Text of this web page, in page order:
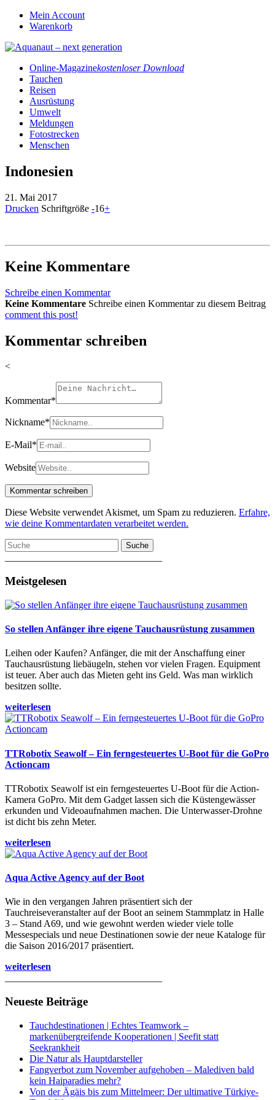
Mein Account
Warenkorb
Online-Magazinekostenloser Download
Tauchen
Reisen
Ausrüstung
Umwelt
Meldungen
Fotostrecken
Menschen
Indonesien
21. Mai 2017
Drucken Schriftgröße -16+
Keine Kommentare
Schreibe einen Kommentar
Keine Kommentare Schreibe einen Kommentar zu diesem Beitrag
comment this post!
Kommentar schreiben
<
Kommentar*
Nickname*
E-Mail*
Website
Diese Website verwendet Akismet, um Spam zu reduzieren. Erfahre,
wie deine Kommentardaten verarbeitet werden.
Suche
Meistgelesen
So stellen Anfänger ihre eigene Tauchausrüstung zusammen
Leihen oder Kaufen? Anfänger, die mit der Anschaffung einer
Tauchausrüstung liebäugeln, stehen vor vielen Fragen. Equipment
ist teuer. Aber auch das Mieten geht ins Geld. Was man wirklich
besitzen sollte.
weiterlesen
TTRobotix Seawolf – Ein ferngesteuertes U-Boot für die GoPro
Actioncam
TTRobotix Seawolf ist ein ferngesteuertes U-Boot für die Action-
Kamera GoPro. Mit dem Gadget lassen sich die Küstengewässer
erkunden und Videoaufnahmen machen. Die Unterwasser-Drohne
ist dicht bis zehn Meter.
weiterlesen
Aqua Active Agency auf der Boot
Wie in den vergangen Jahren präsentiert sich der
Tauchreiseveranstalter auf der Boot an seinem Stammplatz in Halle
3 – Stand A69, und wie gewohnt werden wieder viele tolle
Messespecials und neue Destinationen sowie der neue Kataloge für
die Saison 2016/2017 präsentiert.
weiterlesen
Neueste Beiträge
Tauchdestinationen | Echtes Teamwork –
markenübergreifende Kooperationen | Seefit statt
Seekrankheit
Die Natur als Hauptdarsteller
Fangverbot zum November aufgehoben – Malediven bald
kein Haiparadies mehr?
Von der Ägäis bis zum Mittelmeer: Der ultimative Türkiye-